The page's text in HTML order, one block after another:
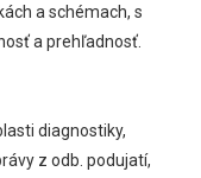
a schémach, s
a prehľadnosť.
diagnostiky,
z odb. podujatí,